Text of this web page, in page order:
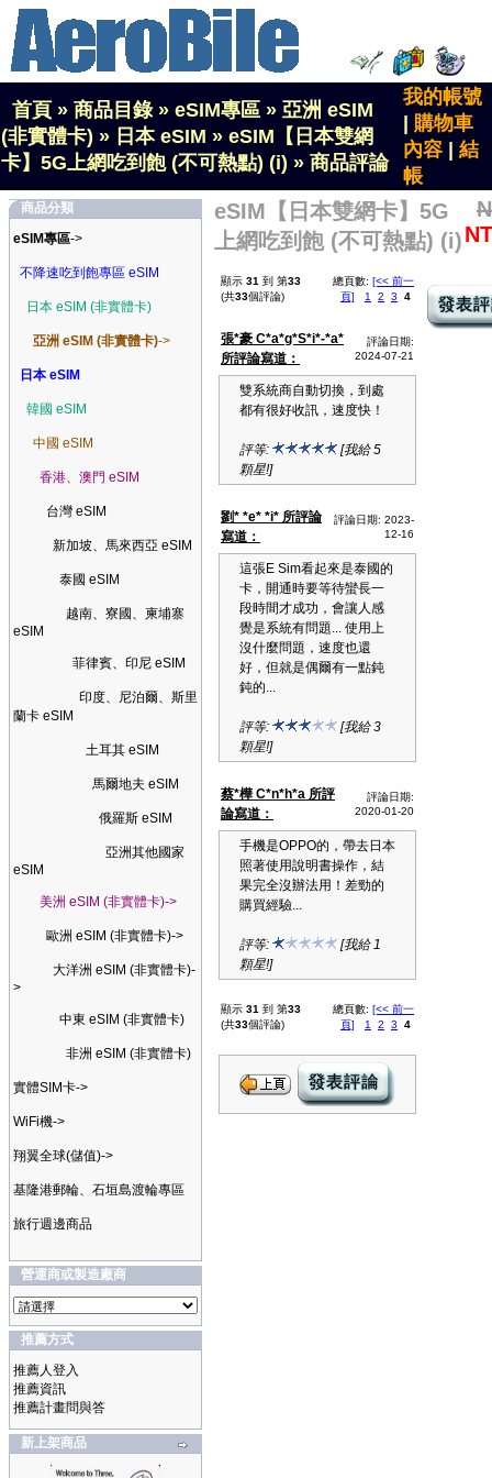
首頁 » 商品目錄» eSIM專區 » 亞洲 eSIM
(非實體卡) » 日本 eSIM » eSIM【日本雙網
卡】5G上網吃到飽 (不可熱點) (i) » 商品評論
我的帳號
購物車
內容
結
帳
商品分類
eSIM專區->
不降速吃到飽專區 eSIM
日本 eSIM (非實體卡)
亞洲 eSIM (非實體卡)->
日本 eSIM
韓國 eSIM
中國 eSIM
香港、澳門 eSIM
台灣 eSIM
新加坡、馬來西亞 eSIM
泰國 eSIM
越南、寮國、柬埔寨
eSIM
菲律賓、印尼 eSIM
印度、尼泊爾、斯里
蘭卡 eSIM
土耳其 eSIM
馬爾地夫 eSIM
俄羅斯 eSIM
亞洲其他國家
eSIM
美洲 eSIM (非實體卡)->
歐洲 eSIM (非實體卡)->
大洋洲 eSIM (非實體卡)-
>
中東 eSIM (非實體卡)
非洲 eSIM (非實體卡)
實體SIM卡->
WiFi機->
翔翼全球(儲值)->
基隆港郵輪、石垣島渡輪專區
旅行週邊商品
營運商或製造廠商
推薦方式
推薦人登入
推薦資訊
推薦計畫問與答
新上架商品
eSIM【日本雙網卡】5G
上網吃到飽 (不可熱點) (i)
顯示 31 到 第33
(共33個評論)
總頁數: [<< 前一
頁]
1 2 3 4
張*豪 C*a*g*S*i*-*a*
所評論寫道：
評論日期:
2024-07-21
雙系統商自動切換，到處
都有很好收訊，速度快！
評等:
[我給 5
顆星!]
劉* *e* *i* 所評論
寫道：
評論日期: 2023-
12-16
這張E Sim看起來是泰國的
卡，開通時要等待蠻長一
段時間才成功，會讓人感
覺是系統有問題... 使用上
沒什麼問題，速度也還
好，但就是偶爾有一點鈍
鈍的...
評等:
[我給 3
顆星!]
蔡*樺 C*n*h*a 所評
論寫道：
評論日期:
2020-01-20
手機是OPPO的，帶去日本
照著使用說明書操作，結
果完全沒辦法用！差勁的
購買經驗...
評等:
[我給 1
顆星!]
顯示 31 到 第33
(共33個評論)
總頁數: [<< 前一
頁]
1 2 3 4